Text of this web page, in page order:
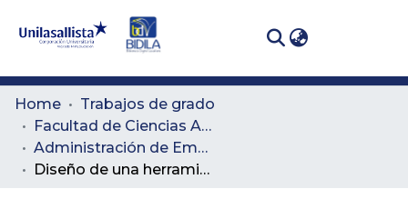
Communities
& Collections
All of DSpace
Home
Trabajos de grado
Facultad de Ciencias Administrativas y Agropecuarias
Administración de Empresas Agropecuarias
Diseño de una herramienta tecnológica para la obtención de los costos de producción de los cultivos de plátano, aguacate hass y lima ácida Tahití con potencial exportador dentro del Plan Nacional de Fomento Hortifrutícola en el Departamento de Antioquia.